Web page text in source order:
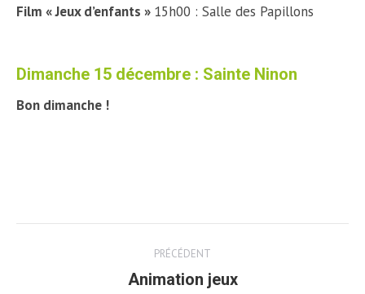
Film « Jeux d’enfants » 15h00 : Salle des Papillons
Dimanche 15 décembre : Sainte Ninon
Bon dimanche !
navigation
PRÉCÉDENT
Article
Animation jeux